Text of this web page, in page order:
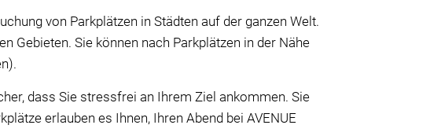
von Parkplätzen in Städten auf der ganzen Welt.
Gebieten. Sie können nach Parkplätzen in der Nähe
dass Sie stressfrei an Ihrem Ziel ankommen. Sie
erlauben es Ihnen, Ihren Abend bei AVENUE